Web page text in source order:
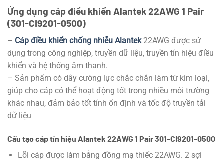
Ứng dụng cáp điều khiển Alantek 22AWG 1 Pair
(301-CI9201-0500)
– Cáp điều khiển chống nhiễu Alantek22AWG được sử
dụng trong công nghiệp, truyền dữ liệu, truyền tín hiệu điều
khiển và hệ thống âm thanh.
– Sản phẩm có dây cường lực chắc chắn làm từ kim loại,
giúp cho cáp có thể hoạt động tốt trong nhiều môi trường
khác nhau, đảm bảo tốt tính ổn định và tốc độ truyền tải
dữ liệu
Cấu tạo cáp tín hiệu Alantek 22AWG 1 Pair 301-CI9201-0500
Lõi cáp được làm bằng đồng mạ thiếc 22AWG. 2 sợi